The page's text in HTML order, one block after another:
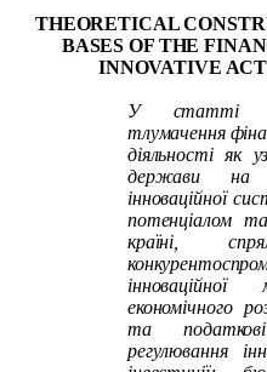
THEORETICAL
BASES OF THE
INNOVATIVE
У статті
тлумачення
діяльності як
держави на
інноваційної
потенціалом
країні,
економічного
та
регулювання